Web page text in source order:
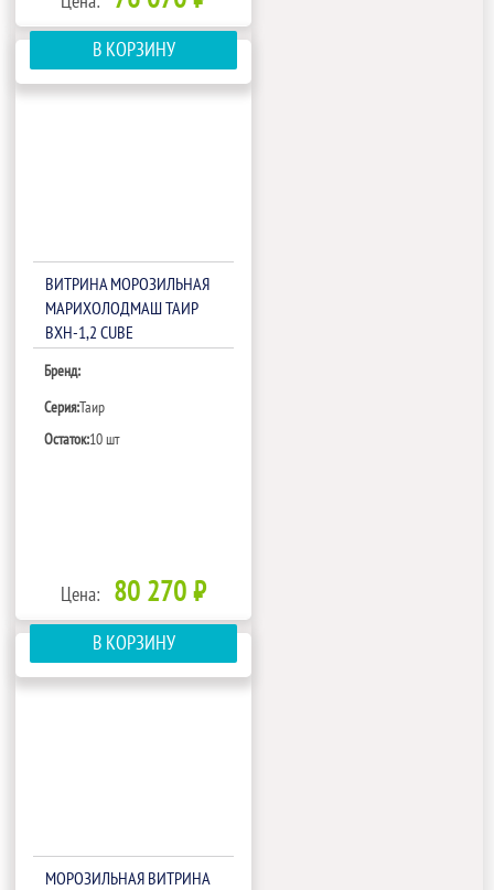
В КОРЗИНУ
ВИТРИНА МОРОЗИЛЬНАЯ
МАРИХОЛОДМАШ ТАИР
ВХН-1,2 CUBE
Бренд:
Серия:Таир
Остаток:10 шт
Цена: 80 270 ₽
В КОРЗИНУ
МОРОЗИЛЬНАЯ ВИТРИНА